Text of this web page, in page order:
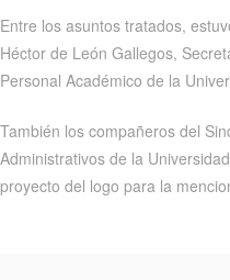
Entre los asuntos tratados,
Héctor de León Gallegos,
Personal Académico de la
También los compañeros del
Administrativos de la
proyecto del logo para la